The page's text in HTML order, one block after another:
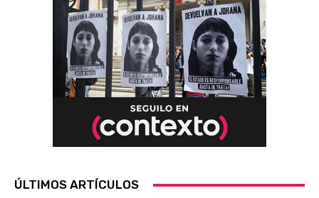
ÚLTIMOS ARTÍCULOS